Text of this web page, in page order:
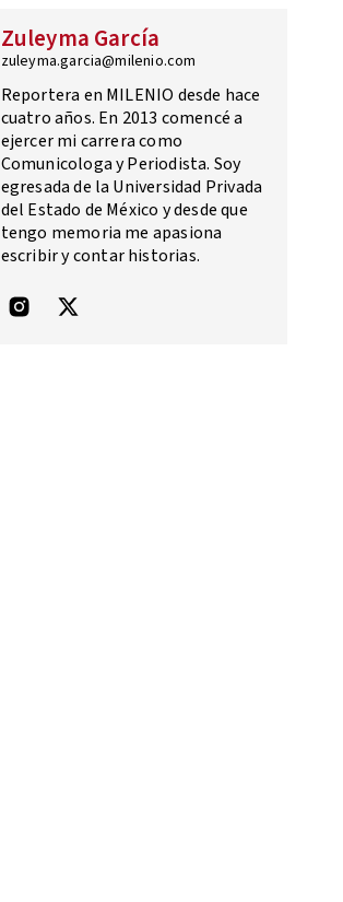
Zuleyma García
zuleyma.garcia@milenio.com
Reportera en MILENIO desde hace
cuatro años. En 2013 comencé a
ejercer mi carrera como
Comunicologa y Periodista. Soy
egresada de la Universidad Privada
del Estado de México y desde que
tengo memoria me apasiona
escribir y contar historias.